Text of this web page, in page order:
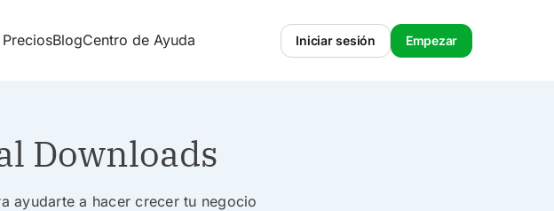
PreciosBlogCentro de Ayuda Iniciar sesión Empezar
Downloads
ayudarte a hacer crecer tu negocio